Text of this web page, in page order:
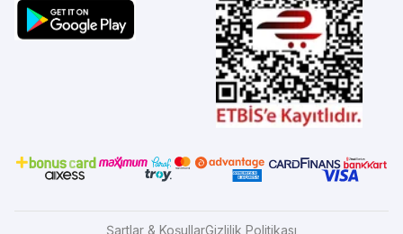
Şartlar & KoşullarGizlilik Politikası